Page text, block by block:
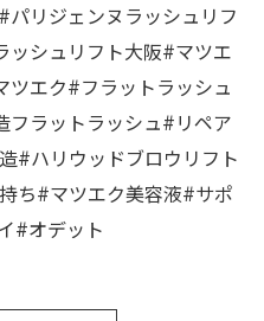
リジェンヌラッシュリフ
ッシュリフト大阪#マツエ
エク#フラットラッシュ
ラットラッシュ#リペア
#ハリウッドブロウリフト
ち#マツエク美容液#サポ
#オデット